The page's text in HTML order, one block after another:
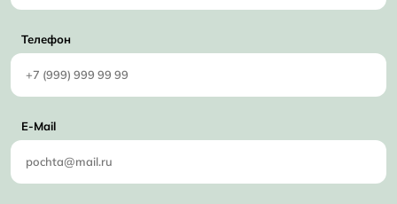
Телефон
E-Mail